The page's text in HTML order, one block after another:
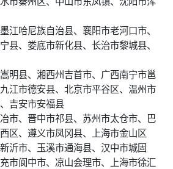
江哈尼族自治县、襄阳市老河口市、
县、娄底市新化县、长治市黎城县、
明县、湘西州吉首市、广西南宁市邕
江市德安县、北京市平谷区、温州市
吉安市安福县
市、晋中市祁县、苏州市太仓市、巴
区、遵义市凤冈县、上海市金山区
沂市、玉溪市通海县、汉中市城固
市阆中市、凉山会理市、上海市徐汇